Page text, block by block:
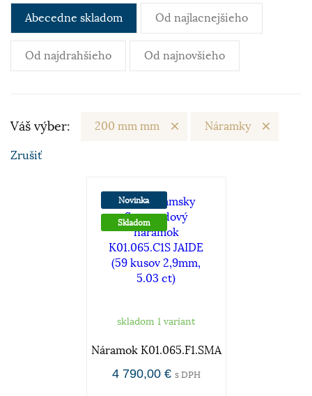
Abecedne skladom Od najlacnejšieho
Od najdrahšieho Od najnovšieho
Váš výber: 200 mm mm Náramky
Zrušiť
Novinka
Skladom
skladom 1 variant
Náramok K01.065.F1.SMA
4 790,00 € s DPH